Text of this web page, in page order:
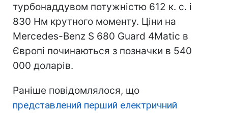
турбонаддувом потужністю 612 к. с. і
830 Нм крутного моменту. Ціни на
Mercedes-Benz S 680 Guard 4Matic в
Європі починаються з позначки в 540
000 доларів.
Раніше повідомлялося, що
представлений перший електричний